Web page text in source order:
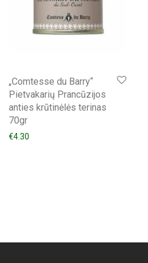
„Comtesse du Barry“
Pietvakarių Prancūzijos
anties krūtinėlės terinas
70gr
€4.30